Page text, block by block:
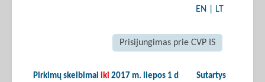
EN LT
Prisijungimas prie CVP IS
Pirkimų skelbimai iki 2017 m. liepos 1 d Sutartys